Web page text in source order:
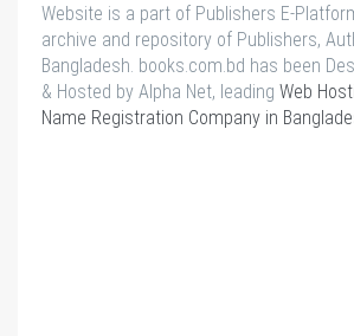
Website is a part of Publishers E-
archive and repository of Publishers,
Bangladesh. books.com.bd has been
& Hosted by Alpha Net, leading Web
Name Registration Company in